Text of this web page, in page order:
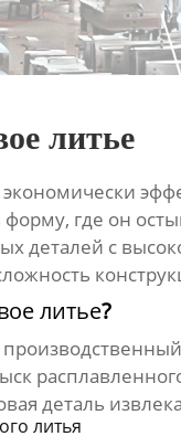
литье
экономически
где он
деталей с
литье?
деталь
литья